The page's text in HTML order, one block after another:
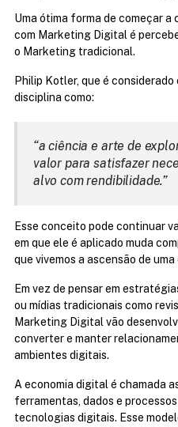
Uma ótima forma de começar
com Marketing Digital é
o Marketing tradicional.
Philip Kotler, que é considerado
disciplina como:
“a ciência e arte de
valor para satisfazer
alvo com rendibilidade.”
Esse conceito pode continuar
em que ele é aplicado muda
que vivemos a ascensão de
Em vez de pensar em
ou mídias tradicionais como
Marketing Digital vão
converter e manter
ambientes digitais.
A economia digital é chamada
ferramentas, dados e
tecnologias digitais. Esse